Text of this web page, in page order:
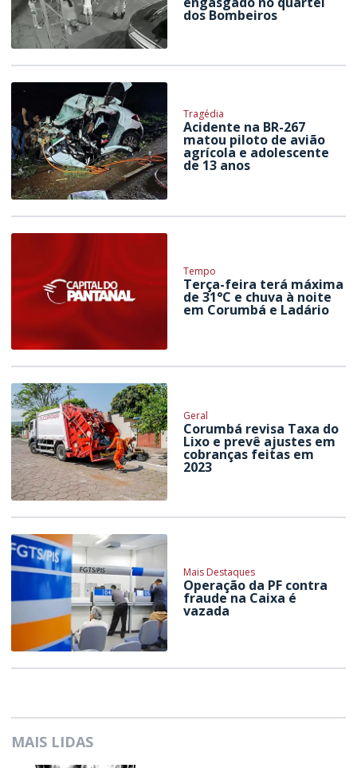
dos Bombeiros
Tragédia
Acidente na BR-267
matou piloto de avião
agrícola e adolescente
de 13 anos
Tempo
Terça-feira terá máxima
de 31°C e chuva à noite
em Corumbá e Ladário
Geral
Corumbá revisa Taxa do
Lixo e prevê ajustes em
cobranças feitas em
2023
Mais Destaques
Operação da PF contra
fraude na Caixa é
vazada
MAIS LIDAS